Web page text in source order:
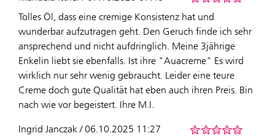
Tolles Öl, dass eine cremige Konsistenz hat und
wunderbar aufzutragen geht. Den Geruch finde ich sehr
ansprechend und nicht aufdringlich. Meine 3jährige
Enkelin liebt sie ebenfalls. Ist ihre "Auacreme" Es wird
wirklich nur sehr wenig gebraucht. Leider eine teure
Creme doch gute Qualität hat eben auch ihren Preis. Bin
nach wie vor begeistert. Ihre M.I.
Ingrid Janczak / 06.10.2025 11:27